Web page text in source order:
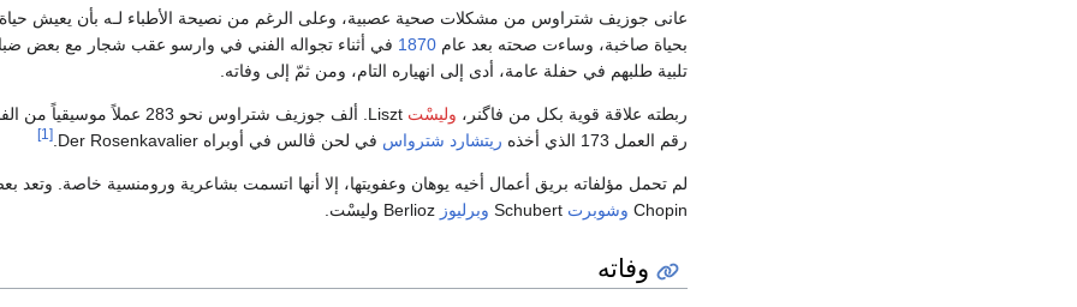
عانى جوزيف شتراوس من مشكلات صحية عصبية، وعلى الرغم من نصيحة الأطباء لـه بأن يعيش حياة
بحياة صاخبة، وساءت صحته بعد عام 1870 في أثناء تجواله الفني في وارسو عقب شجار مع بعض
تلبية طلبهم في حفلة عامة، أدى إلى انهياره التام، ومن ثمّ إلى وفاته.
ربطته علاقة قوية بكل من فاگنر، وليسْت
رقم العمل 173 الذي أخذه
ريتشارد شترواس في لحن ڤالس في أوبراه Der Rosenkavalier. [1]
لم تحمل مؤلفاته بريق أعمال أخيه يوهان وعفويتها، إلا أنها اتسمت بشاعرية ورومنسية خاصة.
Chopin وشوبرت وبرليوز
وفاته